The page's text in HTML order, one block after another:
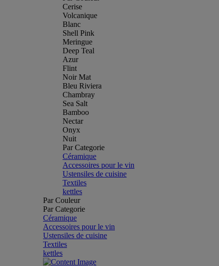
Cerise
Volcanique
Blanc
Shell Pink
Meringue
Deep Teal
Azur
Flint
Noir Mat
Bleu Riviera
Chambray
Sea Salt
Bamboo
Nectar
Onyx
Nuit
Par Categorie
Céramique
Accessoires pour le vin
Ustensiles de cuisine
Textiles
kettles
Par Couleur
Par Categorie
Céramique
Accessoires pour le vin
Ustensiles de cuisine
Textiles
kettles